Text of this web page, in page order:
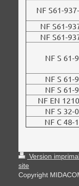
NF S61-
NF S61-
NF S61-
NF S 61-
NF S 61-
NF S 61-
NF EN
NF S 32-
NF C 48-
Version
site
Copyright